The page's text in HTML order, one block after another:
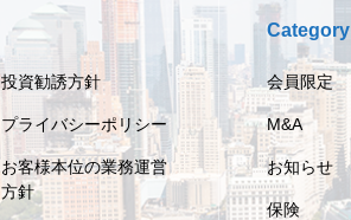
投資勧誘方針
プライバシーポリシー
お客様本位の業務運営
方針
Category
会員限定
M&A
お知らせ
保険